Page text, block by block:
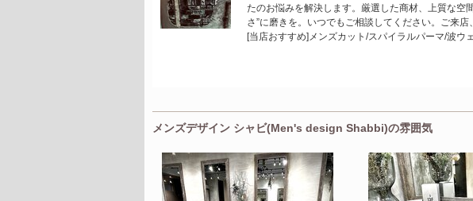
たのお悩みを解決します。厳選した商材、上質な空
さ”に磨きを。いつでもご相談してください。ご来店
[当店おすすめ]メンズカット/スパイラルパーマ/波ウ
メンズデザイン シャビ(Men's design Shabbi)の雰囲気